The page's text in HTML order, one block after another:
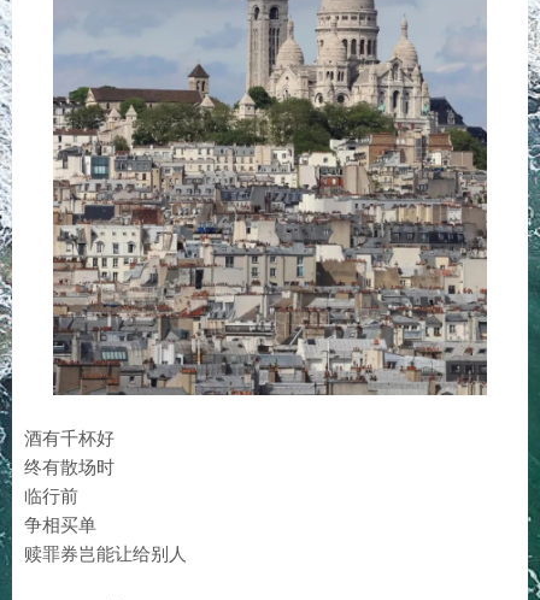
酒有千杯好
终有散场时
临行前
争相买单
赎罪券岂能让给别人